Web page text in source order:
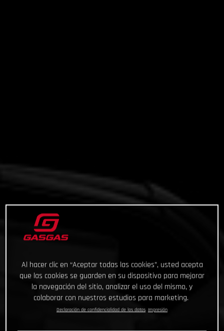
Al hacer clic en “Aceptar todas las cookies”, usted acepta
que las cookies se guarden en su dispositivo para mejorar
la navegación del sitio, analizar el uso del mismo, y
colaborar con nuestros estudios para marketing.
Declaración de confidencialidad de los datos Impresión